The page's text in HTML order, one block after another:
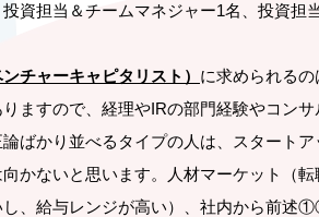
資担当＆チームマネジャー1名、投資担
チャーキャピタリスト） に求められる
ますので、経理やIRの部門経験やコン
ばかり並べるタイプの人は、スタート
向かないと思います。人材マーケット（
、給与レンジが高い）、社内から前述